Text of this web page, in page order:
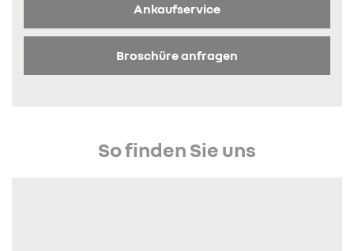
Ankaufservice
Broschüre anfragen
So finden Sie uns